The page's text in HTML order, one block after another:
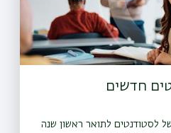
חדשים
לסטודנטים לתואר ראשון שנה